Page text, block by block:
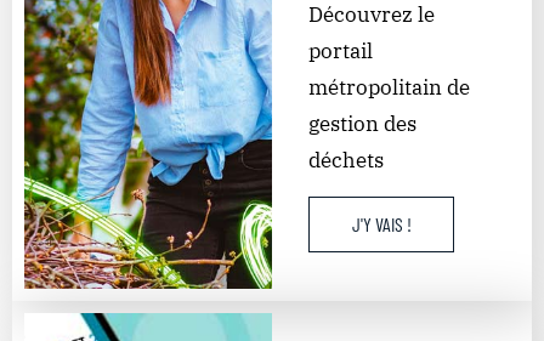
Découvrez le
portail
métropolitain de
gestion des
déchets
J'Y VAIS !